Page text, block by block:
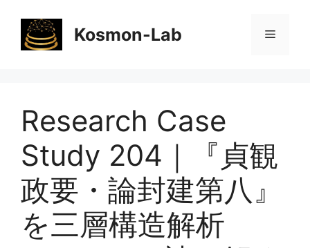
Kosmon-Lab メ
Research Case
Study 204｜『貞観
政要・論封建第八』
を三層構造解析